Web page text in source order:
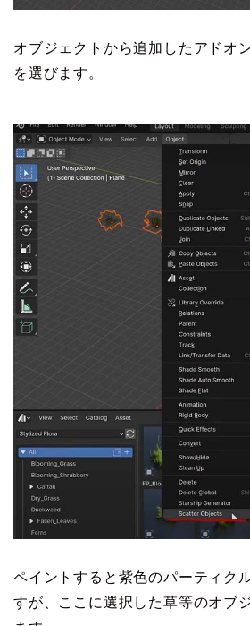
オブジェクトから追加したアドオ
を選びます。
ペイントすると紫色のパーティク
すが、ここに選択した草等のオブ